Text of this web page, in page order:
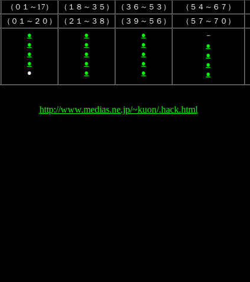
（０１～17） （１８～３５） （３６～５３） （５４～６７）
（０１～２０） （２１～３８） （３９～５６） （５７～７０）
●
●
●
●
●
●
●
●
●
●
●
●
●
●
●
－
●
●
●
●
http://www.medias.ne.jp/~kuon/.hack.html